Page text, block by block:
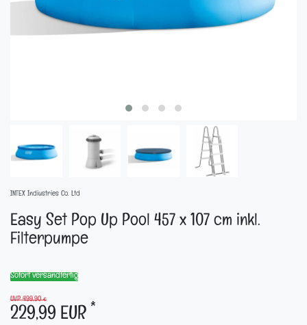
INTEX Indiustries Co. Ltd
Easy Set Pop Up Pool 457 x 107 cm inkl.
Filterpumpe
Sofort versandfertig
UVP 499,90 €
229,99 EUR
*